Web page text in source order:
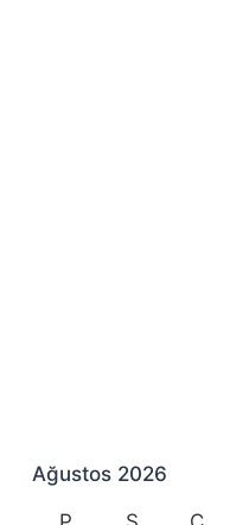
Ağustos 2026